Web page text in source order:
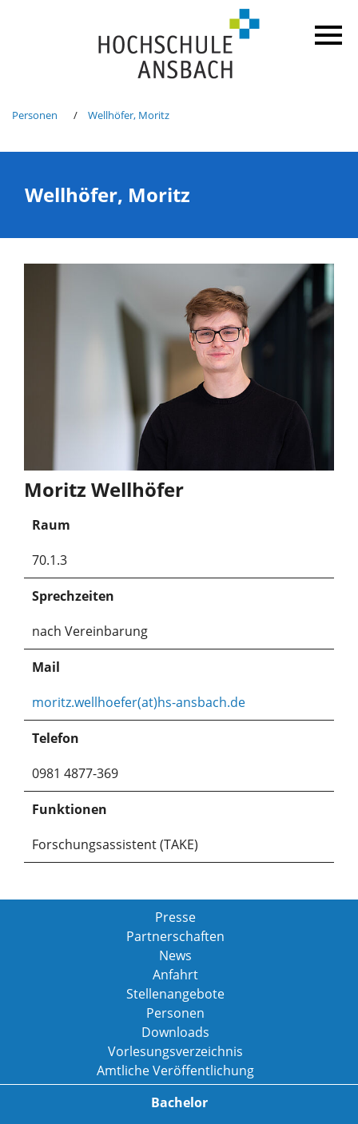
Personen Wellhöfer, Moritz
Wellhöfer, Moritz
Moritz Wellhöfer
Raum
70.1.3
Sprechzeiten
nach Vereinbarung
Mail
moritz.wellhoefer(at)hs-ansbach.de
Telefon
0981 4877-369
Funktionen
Forschungsassistent (TAKE)
Presse
Partnerschaften
News
Anfahrt
Stellenangebote
Personen
Downloads
Vorlesungsverzeichnis
Amtliche Veröffentlichung
Bachelor